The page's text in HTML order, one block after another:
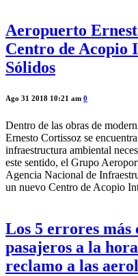
Aeropuerto
Centro de Acopio
Sólidos
Ago 31 2018 10:21 am 0
Dentro de las obras de
Ernesto Cortissoz se
infraestructura ambiental
este sentido, el Grupo
Agencia Nacional de
un nuevo Centro de Acopio
Los 5 errores más
pasajeros a la
reclamo a las